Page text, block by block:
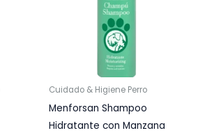
Cuidado & Higiene Perro
Menforsan Shampoo
Hidratante con Manzana